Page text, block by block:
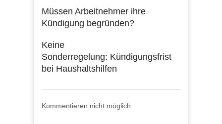
Müssen Arbeitnehmer ihre
Kündigung begründen?
Keine
Sonderregelung: Kündigungsfrist
bei Haushaltshilfen
Kommentieren nicht möglich